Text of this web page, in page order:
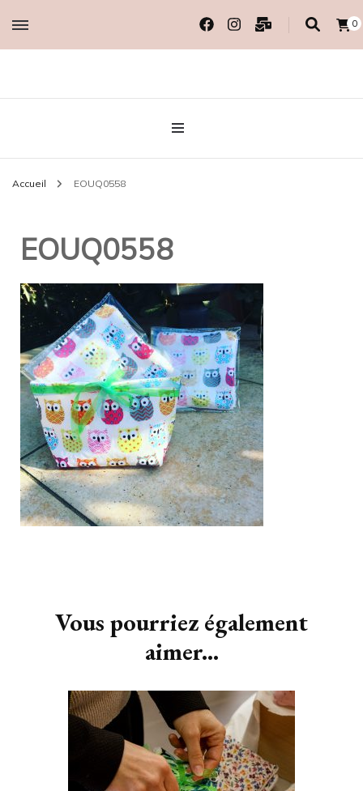
0
MADAME COTON
BIO
Accueil EOUQ0558
EOUQ0558
d'article
Vous pourriez également
aimer...